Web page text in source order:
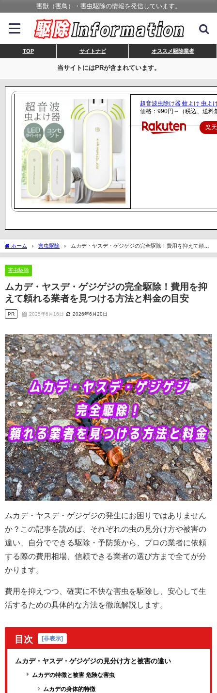
害獣（害鳥）・害虫駆除の情報を発信しています。
TOP サイトナビ オススメ駆除業者
当サイトにはPRが含まれています。
超音波虫除け器 蚊よけ 虫よ
価格：990円～（税込、送料
楽
ホーム 害虫駆除
ムカデ・ヤスデ・ゲジゲジの完全駆除！費用を抑えて頼れ
る業者を見つける方法と料金の目安
害虫駆除
ムカデ・ヤスデ・ゲジゲジの完全駆除！費用を抑
えて頼れる業者を見つける方法と料金の目安
PR 2025年6月16日 2026年6月20日
ムカデ・ヤスデ・ゲジゲジの発生にお困りではありません
か？この記事を読めば、それぞれの虫の見分け方や被害の
違い、自分でできる駆除・予防策から、プロの業者に依頼
する際の費用相場、信頼できる業者の選び方まで全てが分
かります。
費用を抑えつつ、確実に不快な害虫を駆除し、安心して生
活するための具体的な方法を徹底解説します。
目次 [非表示]
ムカデ・ヤスデ・ゲジゲジの見分け方と被害の違い
ムカデの特徴と被害 危険な害虫
ムカデの身体的特徴